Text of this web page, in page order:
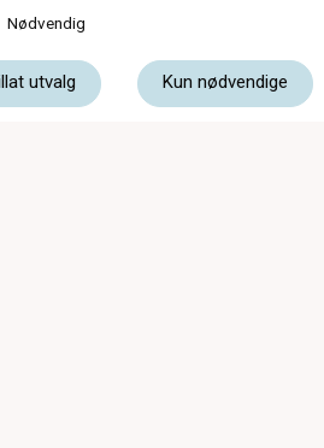
Nødvendig
utvalg Kun nødvendige